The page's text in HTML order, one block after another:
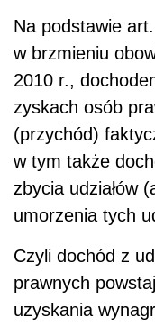
Na podstawie
w brzmieniu
2010 r.,
zyskach osób
(przychód)
w tym także
zbycia udziałów
umorzenia tych
Czyli dochód z
prawnych
uzyskania